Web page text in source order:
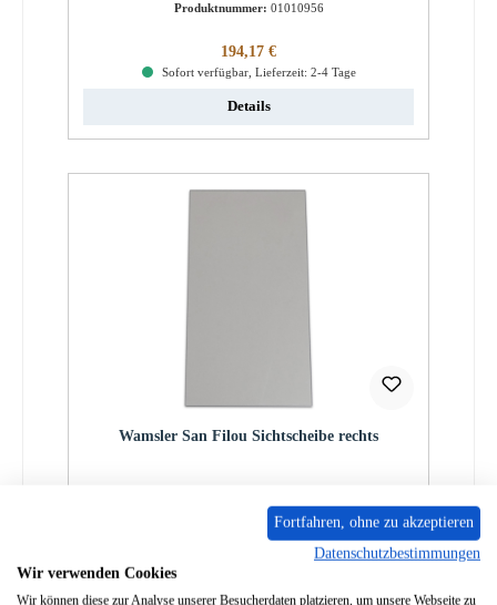
Produktnummer: 01010956
Regulärer Preis:
194,17 €
Sofort verfügbar, Lieferzeit: 2-4 Tage
Details
Wamsler San Filou Sichtscheibe rechts
Regulärer Preis:
199,86 €
Lieferzeit ca. 5-6 Wochen
Details
Fortfahren, ohne zu akzeptieren
Datenschutzbestimmungen
Wir verwenden Cookies
Wir können diese zur Analyse unserer Besucherdaten platzieren, um unsere Webseite zu